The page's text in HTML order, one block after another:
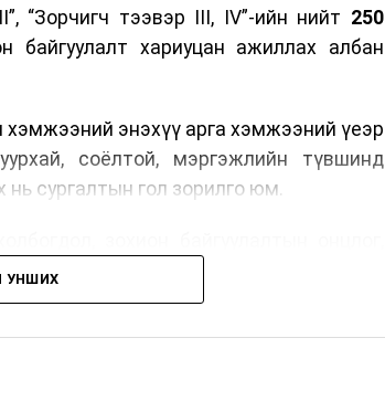
“Зорчигч тээвэр III, IV”-ийн нийт 250
байгуулалт хариуцан ажиллах албан
хэмжээний энэхүү арга хэмжээний үеэр
соёлтой, мэргэжлийн түвшинд
нь сургалтын гол зорилго юм.
стандарт, жолооч нарын үүрэг
зүй, мэргэжлийн харилцааны талаар
зочид буудал болон арга хэмжээний
УНШИХ